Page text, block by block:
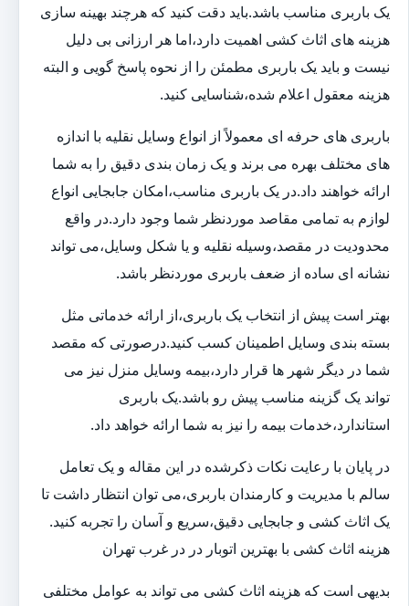
یک باربری مناسب باشد.باید دقت کنید که هرچند بهینه سازی
هزینه های اثاث کشی اهمیت دارد،اما هر ارزانی بی دلیل
نیست و باید یک باربری مطمئن را از نحوه پاسخ گویی و البته
هزینه معقول اعلام شده،شناسایی کنید.
باربری های حرفه ای معمولاً از انواع وسایل نقلیه با اندازه
های مختلف بهره می برند و یک زمان بندی دقیق را به شما
ارائه خواهند داد.در یک باربری مناسب،امکان جابجایی انواع
لوازم به تمامی مقاصد موردنظر شما وجود دارد.در واقع
محدودیت در مقصد،وسیله نقلیه و یا شکل وسایل،می تواند
نشانه ای ساده از ضعف باربری موردنظر باشد.
بهتر است پیش از انتخاب یک باربری،از ارائه خدماتی مثل
بسته بندی وسایل اطمینان کسب کنید.درصورتی که مقصد
شما در دیگر شهر ها قرار دارد،بیمه وسایل منزل نیز می
تواند یک گزینه مناسب پیش رو باشد.یک باربری
استاندارد،خدمات بیمه را نیز به شما ارائه خواهد داد.
در پایان با رعایت نکات ذکرشده در این مقاله و یک تعامل
سالم با مدیریت و کارمندان باربری،می توان انتظار داشت تا
یک اثاث کشی و جابجایی دقیق،سریع و آسان را تجربه کنید.
هزینه اثاث کشی با بهترین اتوبار در در غرب تهران
بدیهی است که هزینه اثاث کشی می تواند به عوامل مختلفی